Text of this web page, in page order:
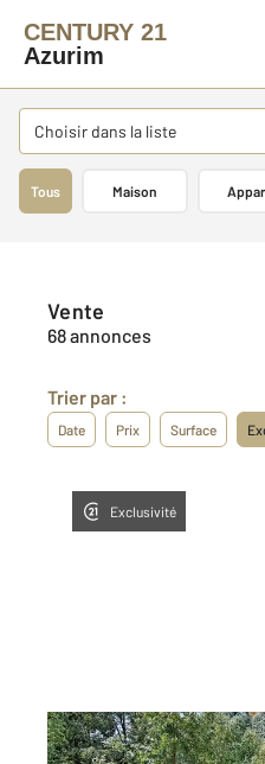
CENTURY 21
Azurim
Choisir dans la liste
Tous Maison
Vente
68 annonces
Trier par :
Date Prix Surface
Exclusivité
MANDELIEU LA